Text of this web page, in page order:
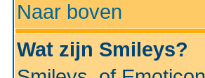
Naar boven
Wat zijn Smileys?